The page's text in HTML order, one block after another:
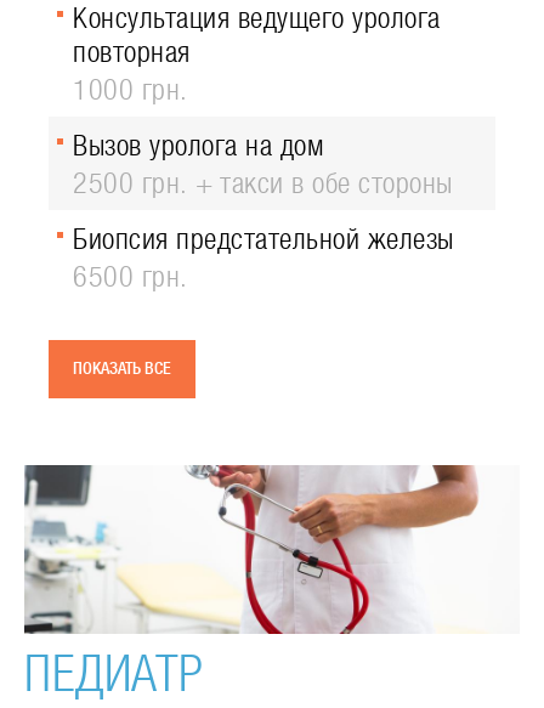
Консультация ведущего уролога
повторная
1000 грн.
Вызов уролога на дом
2500 грн. + такси в обе стороны
Биопсия предстательной железы
6500 грн.
ПОКАЗАТЬ ВСЕ
ПЕДИАТР